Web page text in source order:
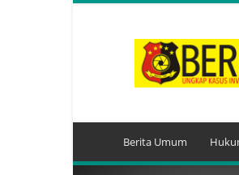
Berita Umum